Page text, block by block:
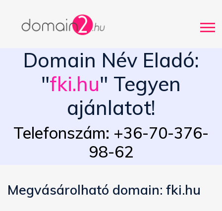
Domain Név Eladó:
"fki.hu" Tegyen
ajánlatot!
Telefonszám: +36-70-376-
98-62
Megvásárolható domain: fki.hu